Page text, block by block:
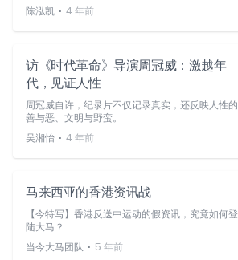
陈泓凯 ⋅ 4 年前
访《时代革命》导演周冠威：激越年
代，见证人性
周冠威自许，纪录片不仅记录真实，还反映人性的
善与恶、文明与野蛮。
吴湘怡 ⋅ 4 年前
马来西亚的香港资讯战
【今特写】香港反送中运动的假资讯，究竟如何登
陆大马？
当今大马团队 ⋅ 5 年前